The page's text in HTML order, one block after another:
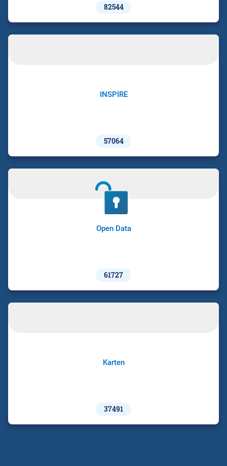
82544
INSPIRE
57064
Open Data
61727
Karten
37491